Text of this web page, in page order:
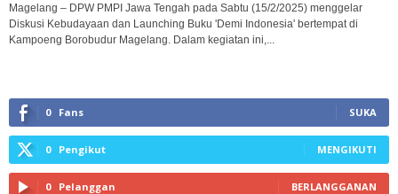
Magelang – DPW PMPI Jawa Tengah pada Sabtu (15/2/2025) menggelar
Diskusi Kebudayaan dan Launching Buku 'Demi Indonesia' bertempat di
Kampoeng Borobudur Magelang. Dalam kegiatan ini,...
0 Fans SUKA
0 Pengikut MENGIKUTI
0 Pelanggan BERLANGGANAN